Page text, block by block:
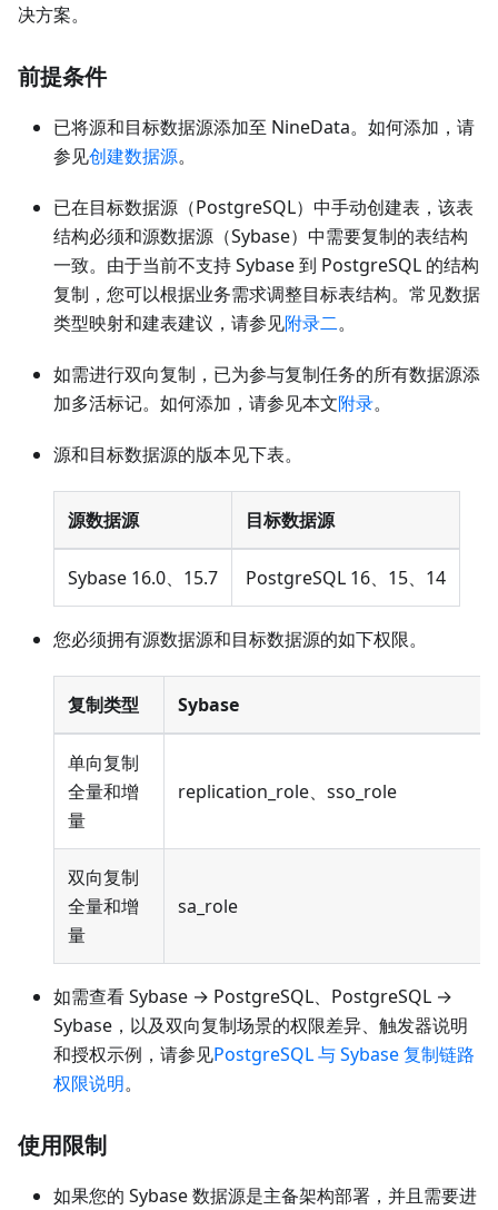
决方案。
前提条件
已将源和目标数据源添加至 NineData。如何添加，请
参见创建数据源。
已在目标数据源（PostgreSQL）中手动创建表，该表
结构必须和源数据源（Sybase）中需要复制的表结构
一致。由于当前不支持 Sybase 到 PostgreSQL 的结构
复制，您可以根据业务需求调整目标表结构。常见数据
类型映射和建表建议，请参见附录二。
如需进行双向复制，已为参与复制任务的所有数据源添
加多活标记。如何添加，请参见本文附录。
源和目标数据源的版本见下表。
源数据源 目标数据源
Sybase 16.0、15.7 PostgreSQL 16、15、14
您必须拥有源数据源和目标数据源的如下权限。
复制类型 Sybase
单向复制
全量和增
量
replication_role、sso_role
双向复制
全量和增
量
sa_role
如需查看 Sybase → PostgreSQL、PostgreSQL →
Sybase，以及双向复制场景的权限差异、触发器说明
和授权示例，请参见PostgreSQL 与 Sybase 复制链路
权限说明。
使用限制
如果您的 Sybase 数据源是主备架构部署，并且需要进